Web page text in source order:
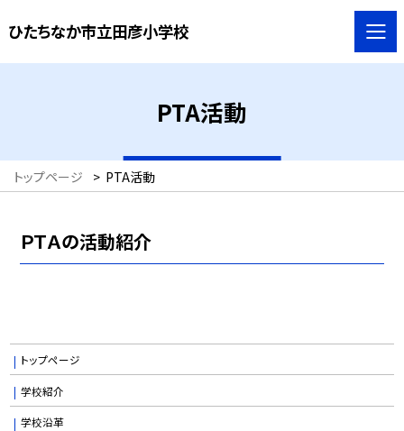
ひたちなか市立田彦小学校
PTA活動
トップページ > PTA活動
ＰＴＡの活動紹介
トップページ
学校紹介
学校沿革